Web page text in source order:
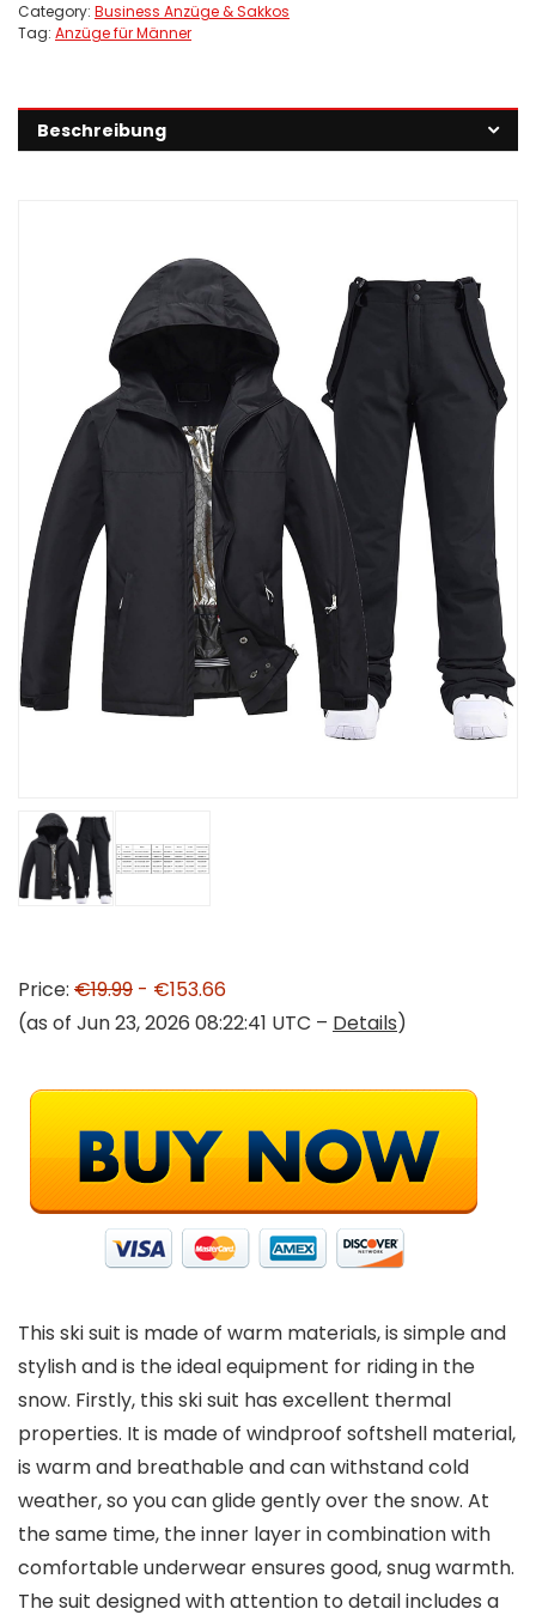
Category: Business Anzüge & Sakkos
Tag: Anzüge für Männer
Beschreibung
Price: €19.99 - €153.66
(as of Jun 23, 2026 08:22:41 UTC – Details)
This ski suit is made of warm materials, is simple and
stylish and is the ideal equipment for riding in the
snow. Firstly, this ski suit has excellent thermal
properties. It is made of windproof softshell material,
is warm and breathable and can withstand cold
weather, so you can glide gently over the snow. At
the same time, the inner layer in combination with
comfortable underwear ensures good, snug warmth.
The suit designed with attention to detail includes a